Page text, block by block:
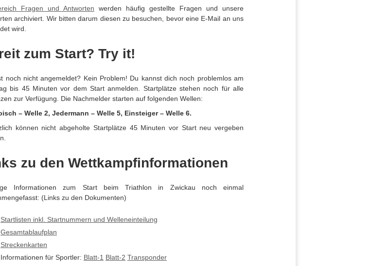
Fragen und Antworten werden häufig gestellte Fragen und unsere
archiviert. Wir bitten darum diesen zu besuchen, bevor eine E-Mail an uns
wird.
zum Start? Try it!
noch nicht angemeldet? Kein Problem! Du kannst dich noch problemlos am
bis 45 Minuten vor dem Start anmelden. Startplätze stehen noch für alle
zur Verfügung. Die Nachmelder starten auf folgenden Wellen:
– Welle 2, Jedermann – Welle 5, Einsteiger – Welle 6.
können nicht abgeholte Startplätze 45 Minuten vor Start neu vergeben
zu den Wettkampfinformationen
Informationen zum Start beim Triathlon in Zwickau noch einmal
(Links zu den Dokumenten)
Startlisten inkl. Startnummern und Welleneinteilung
Gesamtablaufplan
Streckenkarten
Informationen für Sportler: Blatt-1 Blatt-2 Transponder